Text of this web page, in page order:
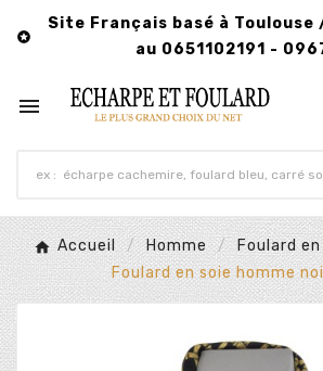

Site Français basé à
au 0651102191 -

Accueil Homme
Foulard
Foulard en soie homme